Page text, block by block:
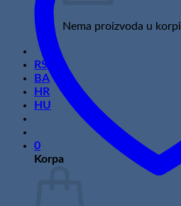
Nema proizvoda u korpi
RS
BA
HR
HU
0
Korpa